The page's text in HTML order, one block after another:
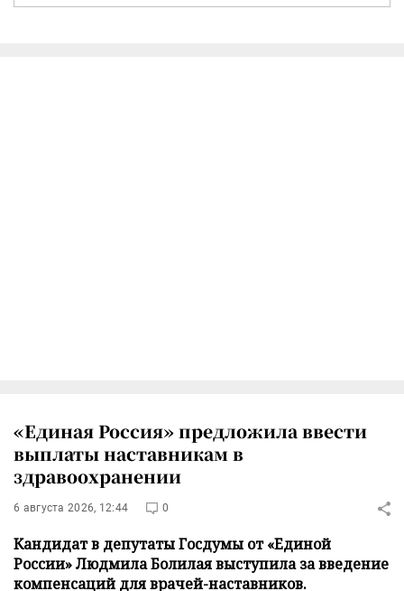
«Единая Россия» предложила ввести
выплаты наставникам в
здравоохранении
6 августа 2026, 12:44 0
Кандидат в депутаты Госдумы от «Единой
России» Людмила Болилая выступила за введение
компенсаций для врачей-наставников.